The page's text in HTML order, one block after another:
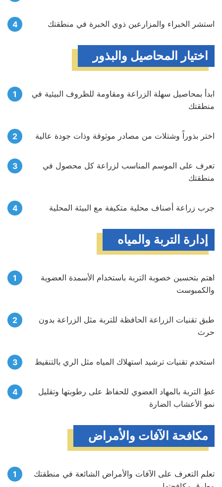
استشر الخبراء والمزارعين ذوي الخبرة في منطقتك
اختيار المحاصيل والبذور
ابدأ بمحاصيل سهلة الزراعة ومقاومة للظروف البيئية في
منطقتك
اختر بذوراً وشتلات من مصادر موثوقة وذات جودة عالية
تعرف على الموسم المناسب لزراعة كل محصول في
منطقتك
جرب زراعة أصناف محلية متكيفة مع البيئة المحلية
إدارة التربة والمياه
اهتم بتحسين خصوبة التربة باستخدام الأسمدة العضوية
والكمبوست
طبق تقنيات الزراعة الحافظة للتربة مثل الزراعة بدون
حرث
استخدم تقنيات ترشيد استهلاك المياه مثل الري بالتنقيط
غطِ التربة بالمهاد العضوي للحفاظ على رطوبتها وتقليل
نمو الأعشاب الضارة
مكافحة الآفات والأمراض
تعلم التعرف على الآفات والأمراض الشائعة في منطقتك